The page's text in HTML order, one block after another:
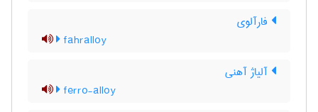
فارآلوی
fahralloy
آلیاژ آهنی
ferro-alloy